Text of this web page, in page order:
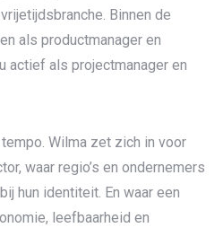
Binnen de
als productmanager en
actief als projectmanager en
Wilma zet zich in voor
waar regio’s en ondernemers
hun identiteit. En waar een
leefbaarheid en